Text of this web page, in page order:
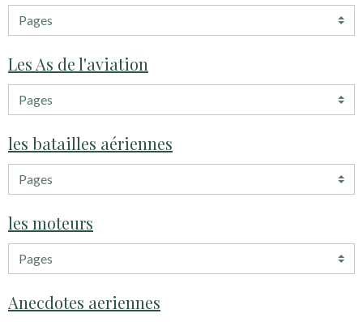
Les As de l'aviation
les batailles aériennes
les moteurs
Anecdotes aeriennes